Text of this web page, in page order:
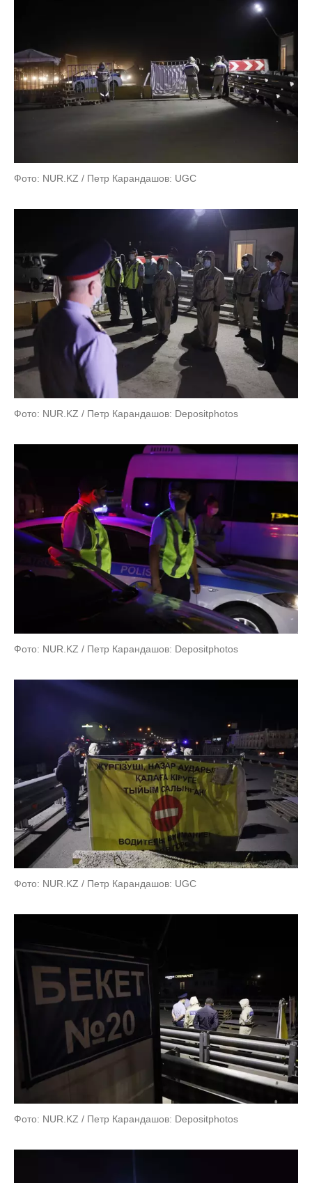
Фото: NUR.KZ / Петр Карандашов: UGC
Фото: NUR.KZ / Петр Карандашов: Depositphotos
Фото: NUR.KZ / Петр Карандашов: Depositphotos
Фото: NUR.KZ / Петр Карандашов: UGC
Фото: NUR.KZ / Петр Карандашов: Depositphotos